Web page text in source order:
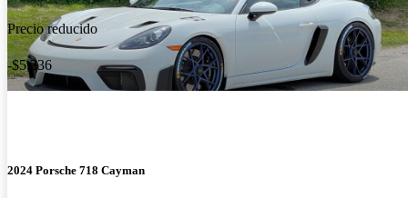
Precio reducido
-$5,236
2024 Porsche 718 Cayman